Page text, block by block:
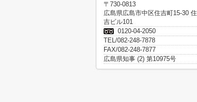
〒730-0813
広島県広島市中区住吉町15-30 住
吉ビル101
0120-04-2050
TEL/082-248-7878
FAX/082-248-7877
広島県知事 (2) 第10975号